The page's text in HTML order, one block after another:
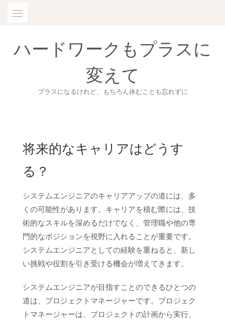
ハードワークもプラスに
変えて
プラスになるけれど、もちろん休むことも忘れずに
将来的なキャリアはどうす
る？
システムエンジニアのキャリアアップの道には、多
くの可能性があります。キャリアを積む際には、技
術的なスキルを深めるだけでなく、管理職や他の専
門的なポジションを視野に入れることが重要です。
システムエンジニアとしての経験を重ねると、新し
い挑戦や役割を引き受ける機会が増えてきます。
システムエンジニアが目指すことのできるひとつの
道は、プロジェクトマネージャーです。プロジェク
トマネージャーは、プロジェクトの計画から実行、